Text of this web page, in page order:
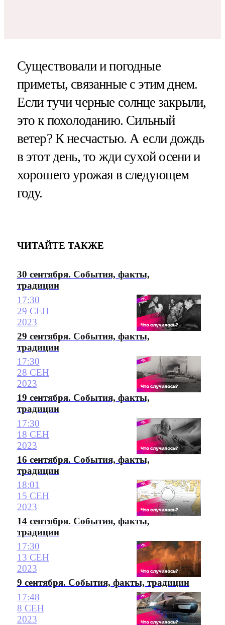
Существовали и погодные
приметы, связанные с этим днем.
Если тучи черные солнце закрыли,
это к похолоданию. Сильный
ветер? К несчастью. А если дождь
в этот день, то жди сухой осени и
хорошего урожая в следующем
году.
ЧИТАЙТЕ ТАКЖЕ
30 сентября. События, факты,
традиции
17:30
29 СЕН
2023
29 сентября. События, факты,
традиции
17:30
28 СЕН
2023
19 сентября. События, факты,
традиции
17:30
18 СЕН
2023
16 сентября. События, факты,
традиции
18:01
15 СЕН
2023
14 сентября. События, факты,
традиции
17:30
13 СЕН
2023
9 сентября. События, факты, традиции
17:48
8 СЕН
2023